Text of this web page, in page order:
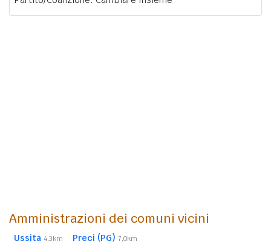
Amministrazioni dei comuni vicini
Ussita 4,3km Preci (PG) 7,0km